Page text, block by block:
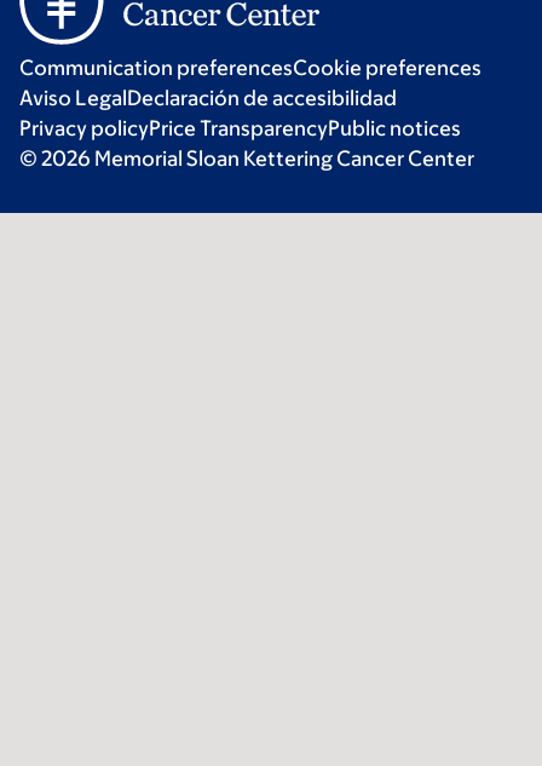
Communication preferencesCookie preferences
Aviso LegalDeclaración de accesibilidad
Privacy policyPrice TransparencyPublic notices
© 2026 Memorial Sloan Kettering Cancer Center